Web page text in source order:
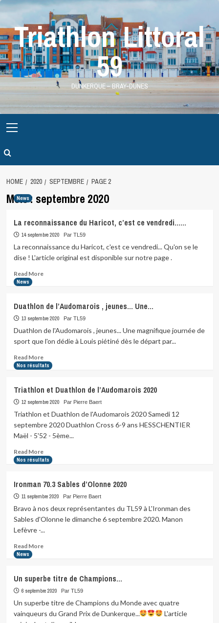
Skip
contentTriathlon Littoral
59
DUNKERQUE – BRAY-DUNES
Menu
HOME 2020 SEPTEMBRE PAGE 2
Mois : septembre 2020
News
La reconnaissance du Haricot, c’est ce vendredi……
14 septembre 2020 Par TL59
La reconnaissance du Haricot, c'est ce vendredi... Qu'on se le
dise ! L'article original est disponible sur notre page .
Read MoreRead
reconnaissance
du
Haricot,
ce
vendredi……
News
Duathlon de l’Audomarois , jeunes… Une…
13 septembre 2020 Par TL59
Duathlon de l'Audomarois , jeunes... Une magnifique journée de
sport que l'on dédie à Louis piétiné dès le départ par...
Read MoreRead
more
de
l’Audomarois
Une…
Nos résultats
Triathlon et Duathlon de l’Audomarois 2020
12 septembre 2020 Par Pierre Baert
Triathlon et Duathlon de l'Audomarois 2020 Samedi 12
septembre 2020 Duathlon Cross 6-9 ans HESSCHENTIER
Maël - 5'52 - 5ème...
Read MoreRead
more
et
Duathlon
2020
Nos résultats
Ironman 70.3 Sables d’Olonne 2020
11 septembre 2020 Par Pierre Baert
Bravo à nos deux représentantes du TL59 à L'Ironman des
Sables d'Olonne le dimanche 6 septembre 2020. Manon
Lefèvre -...
Read MoreRead
70.3
Sables
d’Olonne
News
Un superbe titre de Champions…
6 septembre 2020 Par TL59
Un superbe titre de Champions du Monde avec quatre
vainqueurs du Grand Prix de Dunkerque...
L'article